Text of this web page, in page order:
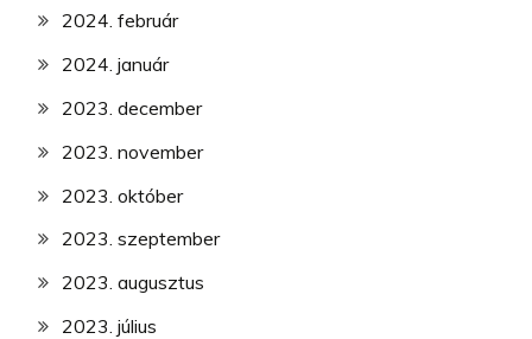
2024. február
2024. január
2023. december
2023. november
2023. október
2023. szeptember
2023. augusztus
2023. július